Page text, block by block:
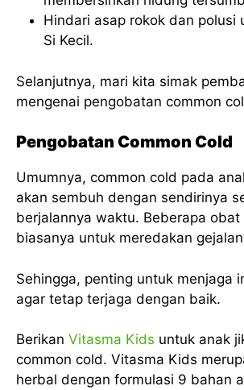
Hindari asap rokok dan polusi
Si Kecil.
Selanjutnya, mari kita simak
mengenai pengobatan common
Pengobatan Common Cold
Umumnya, common cold pada
akan sembuh dengan sendirinya
berjalannya waktu. Beberapa obat
biasanya untuk meredakan
Sehingga, penting untuk menjaga
agar tetap terjaga dengan baik.
Berikan Vitasma Kids untuk anak
common cold. Vitasma Kids
herbal dengan formulasi 9 bahan